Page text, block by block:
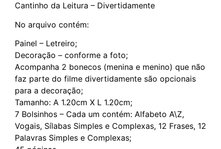
Cantinho da Leitura – Divertidamente
No arquivo contém:
Painel – Letreiro;
Decoração – conforme a foto;
Acompanha 2 bonecos (menina e menino) que não
faz parte do filme divertidamente são opcionais
para a decoração;
Tamanho: A 1.20cm X L 1.20cm;
7 Bolsinhos – Cada um contém: Alfabeto A\Z,
Vogais, Sílabas Simples e Complexas, 12 Frases, 12
Palavras Simples e Complexas;